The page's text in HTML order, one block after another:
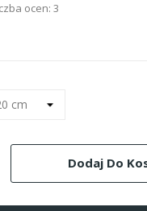
ocen: 3
Dodaj Do